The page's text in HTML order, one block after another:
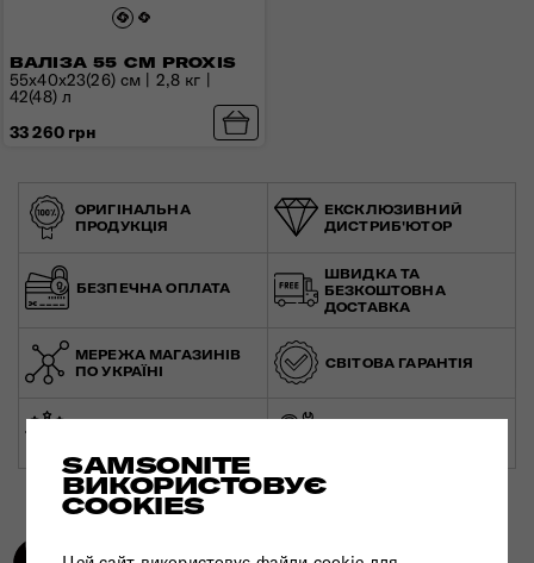
SAMSONITE
ВИКОРИСТОВУЄ
COOKIES
ВАЛІЗА 55 СМ PROXIS
55x40x23(26) см | 2,8 кг |
42(48) л
33 260 грн
ОРИГІНАЛЬНА
ПРОДУКЦІЯ
ЕКСКЛЮЗИВНИЙ
ДИСТРИБ'ЮТОР
БЕЗПЕЧНА ОПЛАТА
ШВИДКА ТА
БЕЗКОШТОВНА
ДОСТАВКА
МЕРЕЖА МАГАЗИНІВ
ПО УКРАЇНІ
СВІТОВА ГАРАНТІЯ